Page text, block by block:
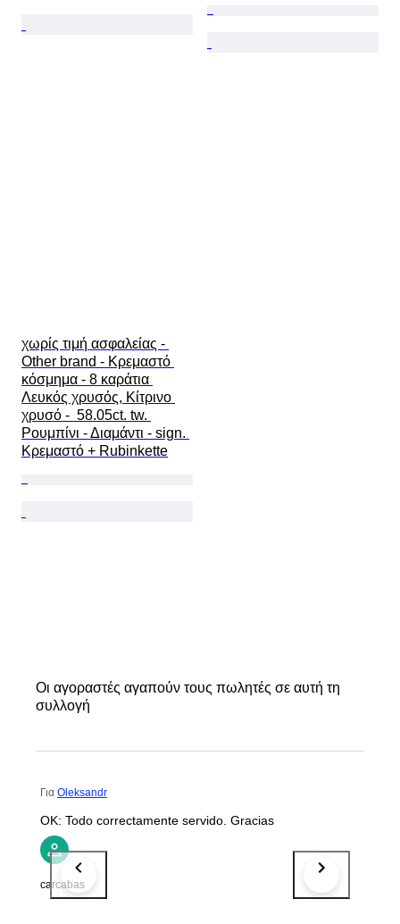
χωρίς τιμή ασφαλείας -
Other brand - Κρεμαστό
κόσμημα - 8 καράτια
Λευκός χρυσός, Κίτρινο
χρυσό -  58.05ct. tw.
Ρουμπίνι - Διαμάντι - sign.
Κρεμαστό + Rubinkette
Οι αγοραστές αγαπούν τους πωλητές σε αυτή τη
συλλογή
Για Oleksandr
OK: Todo correctamente servido. Gracias
carcabas